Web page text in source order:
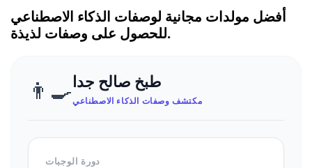
أفضل مولدات مجانية لوصفات الذكاء الاصطناعي
للحصول على وصفات لذيذة.
👨‍🍳 طبخ صالح جدا
مكتشف وصفات الذكاء الاصطناعي
دورة الوجبات